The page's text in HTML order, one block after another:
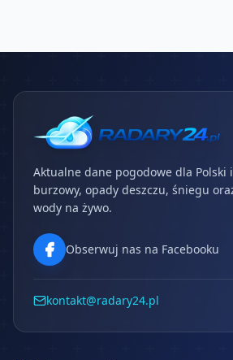
Aktualne dane pogodowe dla Polski
burzowy, opady deszczu, śniegu
wody na żywo.
Obserwuj nas na Facebooku
kontakt@radary24.pl